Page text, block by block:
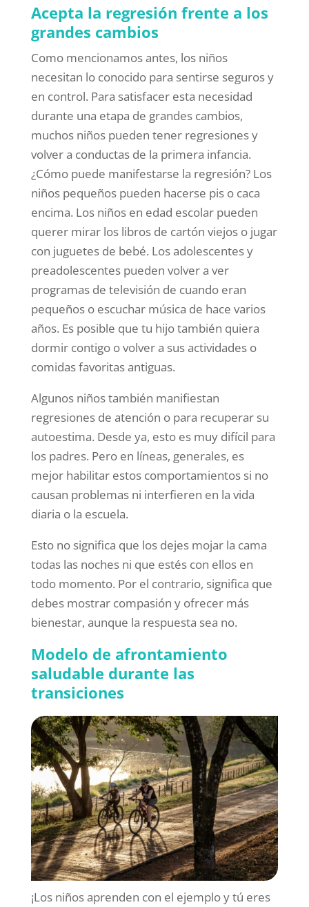
Acepta la regresión frente a los
grandes cambios
Como mencionamos antes, los niños
necesitan lo conocido para sentirse seguros y
en control. Para satisfacer esta necesidad
durante una etapa de grandes cambios,
muchos niños pueden tener regresiones y
volver a conductas de la primera infancia.
¿Cómo puede manifestarse la regresión? Los
niños pequeños pueden hacerse pis o caca
encima. Los niños en edad escolar pueden
querer mirar los libros de cartón viejos o jugar
con juguetes de bebé. Los adolescentes y
preadolescentes pueden volver a ver
programas de televisión de cuando eran
pequeños o escuchar música de hace varios
años. Es posible que tu hijo también quiera
dormir contigo o volver a sus actividades o
comidas favoritas antiguas.
Algunos niños también manifiestan
regresiones de atención o para recuperar su
autoestima. Desde ya, esto es muy difícil para
los padres. Pero en líneas, generales, es
mejor habilitar estos comportamientos si no
causan problemas ni interfieren en la vida
diaria o la escuela.
Esto no significa que los dejes mojar la cama
todas las noches ni que estés con ellos en
todo momento. Por el contrario, significa que
debes mostrar compasión y ofrecer más
bienestar, aunque la respuesta sea no.
Modelo de afrontamiento
saludable durante las
transiciones
¡Los niños aprenden con el ejemplo y tú eres